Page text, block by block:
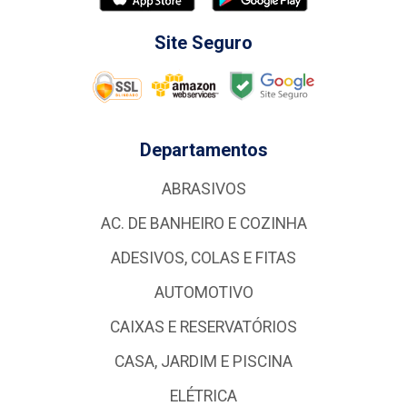
Site Seguro
Departamentos
ABRASIVOS
AC. DE BANHEIRO E COZINHA
ADESIVOS, COLAS E FITAS
AUTOMOTIVO
CAIXAS E RESERVATÓRIOS
CASA, JARDIM E PISCINA
ELÉTRICA